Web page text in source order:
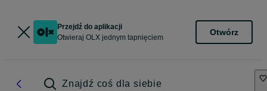
Przejdź do aplikacji
Otwieraj OLX jednym tapnięciem
Otwórz
Znajdź coś dla siebie